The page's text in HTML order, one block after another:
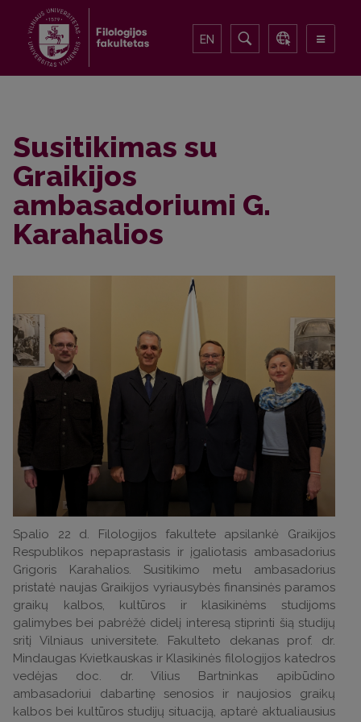
EN
Susitikimas su
Graikijos
ambasadoriumi G.
Karahalios
Spalio 22 d. Filologijos fakultete apsilankė Graikijos
Respublikos nepaprastasis ir įgaliotasis ambasadorius
Grigoris Karahalios. Susitikimo metu ambasadorius
pristatė naujas Graikijos vyriausybės finansinės paramos
graikų kalbos, kultūros ir klasikinėms studijoms
galimybes bei pabrėžė didelį interesą stiprinti šią studijų
sritį Vilniaus universitete. Fakulteto dekanas prof. dr.
Mindaugas Kvietkauskas ir Klasikinės filologijos katedros
vedėjas doc. dr. Vilius Bartninkas apibūdino
ambasadoriui dabartinę senosios ir naujosios graikų
kalbos bei kultūros studijų situaciją, aptarė aktualiausius